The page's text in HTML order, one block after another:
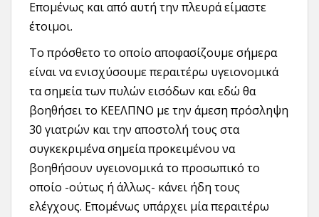
Επομένως και από αυτή την πλευρά είμαστε
έτοιμοι.
Το πρόσθετο το οποίο αποφασίζουμε σήμερα
είναι να ενισχύσουμε περαιτέρω υγειονομικά
τα σημεία των πυλών εισόδων και εδώ θα
βοηθήσει το ΚΕΕΛΠΝΟ με την άμεση πρόσληψη
30 γιατρών και την αποστολή τους στα
συγκεκριμένα σημεία προκειμένου να
βοηθήσουν υγειονομικά το προσωπικό το
οποίο -ούτως ή άλλως- κάνει ήδη τους
ελέγχους. Επομένως υπάρχει μία περαιτέρω